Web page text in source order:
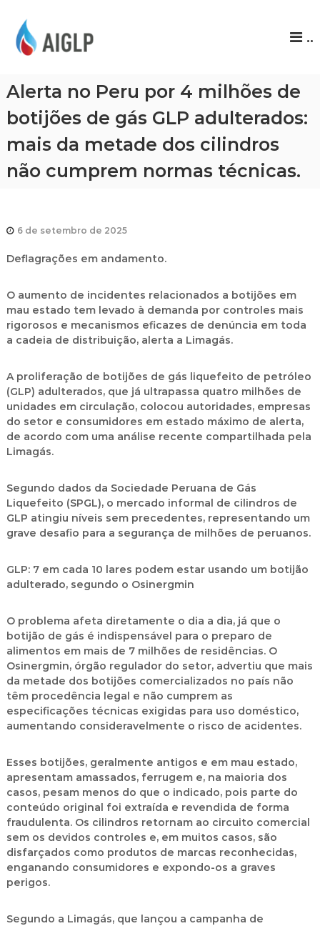
P
..
Alerta no Peru por 4 milhões de
botijões de gás GLP adulterados:
mais da metade dos cilindros
não cumprem normas técnicas.
6 de setembro de 2025
Deflagrações em andamento.
O aumento de incidentes relacionados a botijões em
mau estado tem levado à demanda por controles mais
rigorosos e mecanismos eficazes de denúncia em toda
a cadeia de distribuição, alerta a Limagás.
A proliferação de botijões de gás liquefeito de petróleo
(GLP) adulterados, que já ultrapassa quatro milhões de
unidades em circulação, colocou autoridades, empresas
do setor e consumidores em estado máximo de alerta,
de acordo com uma análise recente compartilhada pela
Limagás.
Segundo dados da Sociedade Peruana de Gás
Liquefeito (SPGL), o mercado informal de cilindros de
GLP atingiu níveis sem precedentes, representando um
grave desafio para a segurança de milhões de peruanos.
GLP: 7 em cada 10 lares podem estar usando um botijão
adulterado, segundo o Osinergmin
O problema afeta diretamente o dia a dia, já que o
botijão de gás é indispensável para o preparo de
alimentos em mais de 7 milhões de residências. O
Osinergmin, órgão regulador do setor, advertiu que mais
da metade dos botijões comercializados no país não
têm procedência legal e não cumprem as
especificações técnicas exigidas para uso doméstico,
aumentando consideravelmente o risco de acidentes.
Esses botijões, geralmente antigos e em mau estado,
apresentam amassados, ferrugem e, na maioria dos
casos, pesam menos do que o indicado, pois parte do
conteúdo original foi extraída e revendida de forma
fraudulenta. Os cilindros retornam ao circuito comercial
sem os devidos controles e, em muitos casos, são
disfarçados como produtos de marcas reconhecidas,
enganando consumidores e expondo-os a graves
perigos.
Segundo a Limagás, que lançou a campanha de